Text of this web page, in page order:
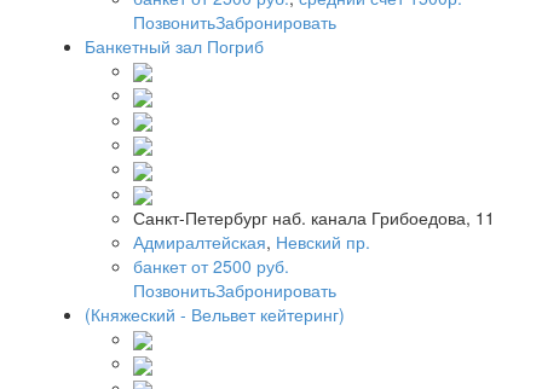
ПозвонитьЗабронировать
Банкетный зал Погриб
Санкт-Петербург наб. канала Грибоедова, 11
Адмиралтейская, Невский пр.
банкет от 2500 руб.
ПозвонитьЗабронировать
(Княжеский - Вельвет кейтеринг)